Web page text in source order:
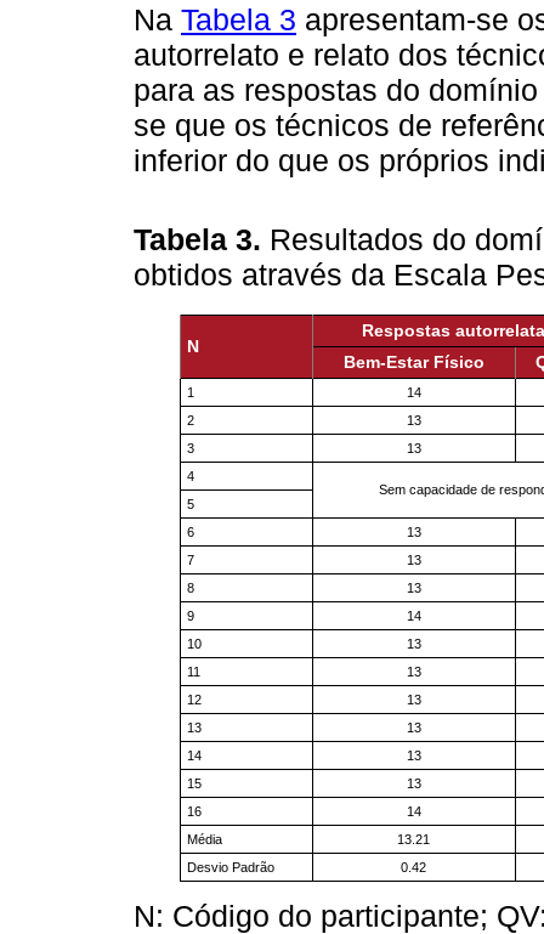
Na Tabela 3 apresentam-se
autorrelato e relato dos
para as respostas do
se que os técnicos de
inferior do que os próprios
Tabela 3. Resultados do
obtidos através da Escala
N
Respostas
Bem-Estar Físico
1
14
2
13
3
13
4
Sem capacidade de
5
6
13
7
13
8
13
9
14
10
13
11
13
12
13
13
13
14
13
15
13
16
14
Média
13.21
Desvio Padrão
0.42
N: Código do participante;